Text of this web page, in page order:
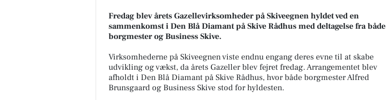
Fredag blev årets Gazellevirksomheder på Skiveegnen hyldet ved en
sammenkomst i Den Blå Diamant på Skive Rådhus med deltagelse fra både
borgmester og Business Skive.
Virksomhederne på Skiveegnen viste endnu engang deres evne til at skabe
udvikling og vækst, da årets Gazeller blev fejret fredag. Arrangementet blev
afholdt i Den Blå Diamant på Skive Rådhus, hvor både borgmester Alfred
Brunsgaard og Business Skive stod for hyldesten.